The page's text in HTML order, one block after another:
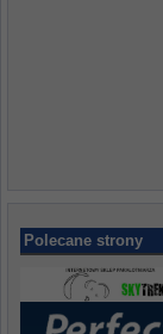
Polecane strony